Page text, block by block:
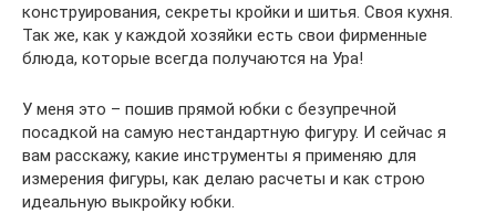
конструирования, секреты кройки и шитья. Своя кухня.
Так же, как у каждой хозяйки есть свои фирменные
блюда, которые всегда получаются на Ура!
У меня это – пошив прямой юбки с безупречной
посадкой на самую нестандартную фигуру. И сейчас я
вам расскажу, какие инструменты я применяю для
измерения фигуры, как делаю расчеты и как строю
идеальную выкройку юбки.